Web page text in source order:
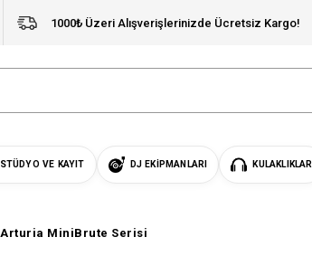
1000₺ Üzeri Alışverişlerinizde Ücretsiz Kargo!
STÜDYO VE KAYIT DJ EKIPMANLARI KULAKLIKLAR
Arturia MiniBrute Serisi